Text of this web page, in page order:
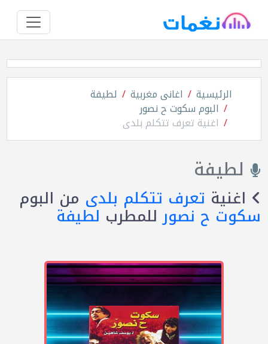
الرئيسية اغانى مغربية لطيفة
البوم سكوت ح نصور
اغنية تعرف تتكلم بلدى
لطيفة
اغنية تعرف تتكلم بلدى من البوم
سكوت ح نصورللمطرب لطيفة